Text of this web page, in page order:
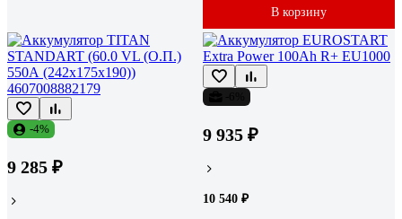
В корзину
-4%
9 285 ₽
9 935 ₽
10 540 ₽